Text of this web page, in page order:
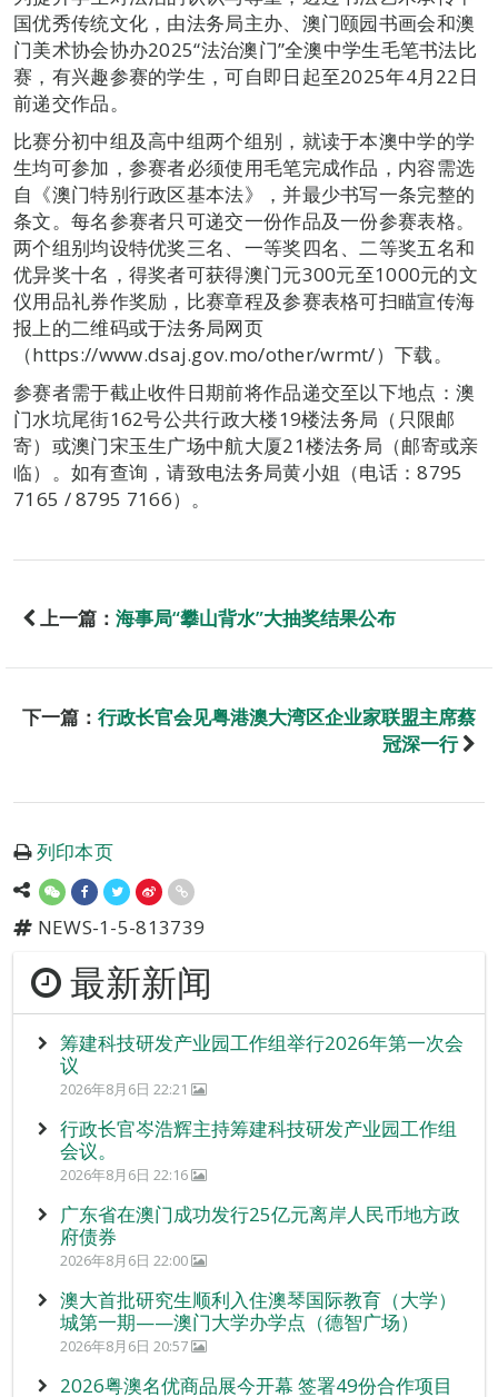
国优秀传统文化，由法务局主办、澳门颐园书画会和澳
门美术协会协办2025“法治澳门”全澳中学生毛笔书法比
赛，有兴趣参赛的学生，可自即日起至2025年4月22日
前递交作品。
比赛分初中组及高中组两个组别，就读于本澳中学的学
生均可参加，参赛者必须使用毛笔完成作品，内容需选
自《澳门特别行政区基本法》，并最少书写一条完整的
条文。每名参赛者只可递交一份作品及一份参赛表格。
两个组别均设特优奖三名、一等奖四名、二等奖五名和
优异奖十名，得奖者可获得澳门元300元至1000元的文
仪用品礼券作奖励，比赛章程及参赛表格可扫瞄宣传海
报上的二维码或于法务局网页
（https://www.dsaj.gov.mo/other/wrmt/）下载。
参赛者需于截止收件日期前将作品递交至以下地点：澳
门水坑尾街162号公共行政大楼19楼法务局（只限邮
寄）或澳门宋玉生广场中航大厦21楼法务局（邮寄或亲
临）。如有查询，请致电法务局黄小姐（电话：8795
7165 / 8795 7166）。
上一篇： 海事局“攀山背水”大抽奖结果公布
下一篇： 行政长官会见粤港澳大湾区企业家联盟主席蔡
冠深一行
列印本页
NEWS-1-5-813739
最新新闻
筹建科技研发产业园工作组举行2026年第一次会
议
2026年8月6日 22:21
行政长官岑浩辉主持筹建科技研发产业园工作组
会议。
2026年8月6日 22:16
广东省在澳门成功发行25亿元离岸人民币地方政
府债券
2026年8月6日 22:00
澳大首批研究生顺利入住澳琴国际教育（大学）
城第一期——澳门大学办学点（德智广场）
2026年8月6日 20:57
2026粤澳名优商品展今开幕 签署49份合作项目